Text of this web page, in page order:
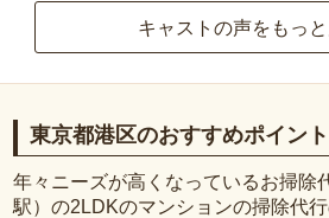
キャストの声をもっ
東京都港区のおすすめポイント
年々ニーズが高くなっているお掃除
駅）の2LDKのマンションの掃除代